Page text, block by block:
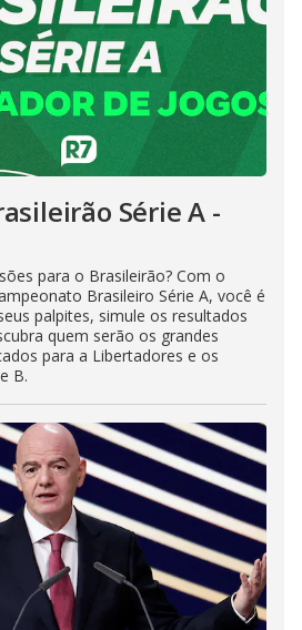
Série A -
para o Brasileirão? Com o
Brasileiro Série A, você é
palpites, simule os resultados
quem serão os grandes
para a Libertadores e os
B.